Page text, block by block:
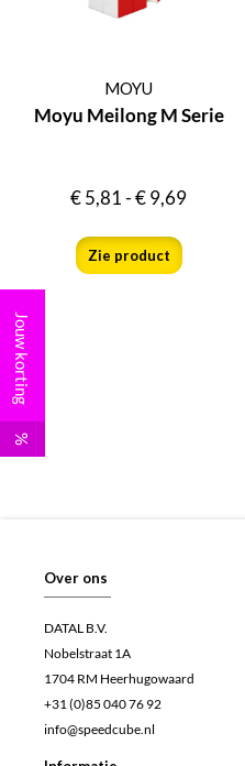
MOYU
Moyu Meilong M Serie
€5,81-€9,69
Zie product
Over ons
DATAL B.V.
Nobelstraat 1A
1704 RM Heerhugowaard
+31 (0)85 040 76 92
info@speedcube.nl
Jouw korting
%